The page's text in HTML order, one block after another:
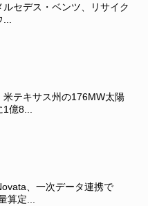
ルセデス・ベンツ、リサイク
...
米テキサス州の176MW太陽
1億8...
、一次データ連携で
算定...